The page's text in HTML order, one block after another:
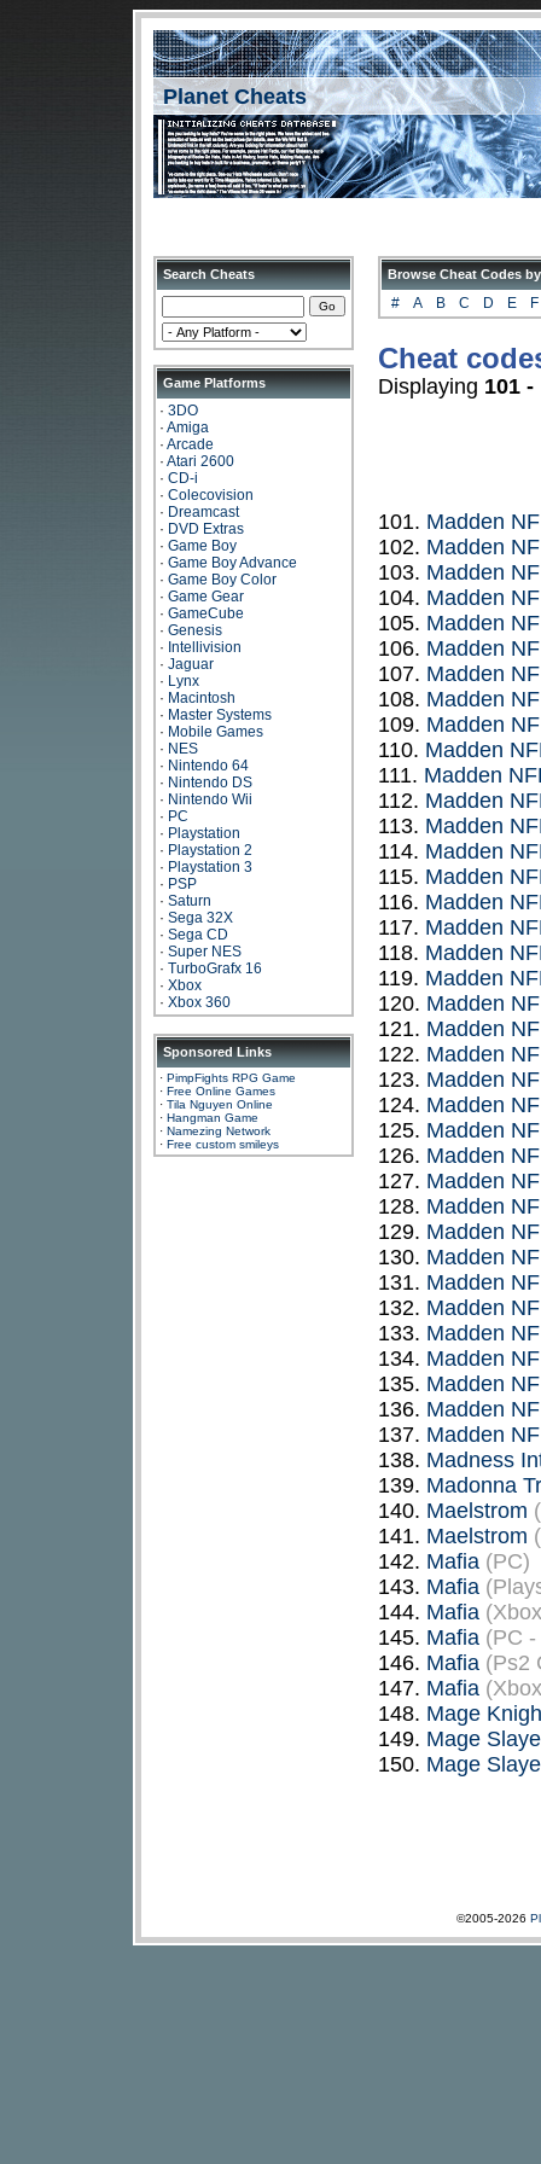
Planet Cheats
Search Cheats
Game Platforms
· 3DO
· Amiga
· Arcade
· Atari 2600
· CD-i
· Colecovision
· Dreamcast
· DVD Extras
· Game Boy
· Game Boy Advance
· Game Boy Color
· Game Gear
· GameCube
· Genesis
· Intellivision
· Jaguar
· Lynx
· Macintosh
· Master Systems
· Mobile Games
· NES
· Nintendo 64
· Nintendo DS
· Nintendo Wii
· PC
· Playstation
· Playstation 2
· Playstation 3
· PSP
· Saturn
· Sega 32X
· Sega CD
· Super NES
· TurboGrafx 16
· Xbox
· Xbox 360
Sponsored Links
· PimpFights RPG Game
· Free Online Games
· Tila Nguyen Online
· Hangman Game
· Namezing Network
· Free custom smileys
Browse Cheat Codes
# A B C D E F
Cheat
Displaying 101 -
101. Madden
102. Madden
103. Madden
104. Madden
105. Madden
106. Madden
107. Madden
108. Madden
109. Madden
110. Madden
111. Madden
112. Madden
113. Madden
114. Madden
115. Madden
116. Madden
117. Madden
118. Madden
119. Madden
120. Madden
121. Madden
122. Madden
123. Madden
124. Madden
125. Madden
126. Madden
127. Madden
128. Madden
129. Madden
130. Madden
131. Madden
132. Madden
133. Madden
134. Madden
135. Madden
136. Madden
137. Madden
138. Madness
139. Madonna
140. Maelstrom
141. Maelstrom
142. Mafia (PC)
143. Mafia
144. Mafia
145. Mafia (PC
146. Mafia (Ps2
147. Mafia
148. Mage
149. Mage
150. Mage
©2005-2026